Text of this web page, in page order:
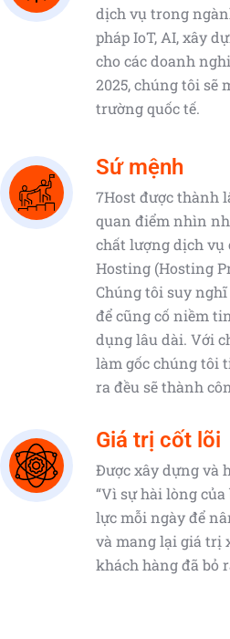
dịch vụ trong
pháp IoT, AI, xây
cho các doanh
2025, chúng tôi sẽ
trường quốc tế.
Sứ mệnh
7Host được thành
quan điểm nhìn
chất lượng dịch vụ
Hosting (Hosting
Chúng tôi suy
để cũng cố niềm
dụng lâu dài. Với
làm gốc chúng tôi
ra đều sẽ thành
Giá trị cốt lõi
Được xây dựng và
“Vì sự hài lòng
lực mỗi ngày để
và mang lại giá trị
khách hàng đã bỏ